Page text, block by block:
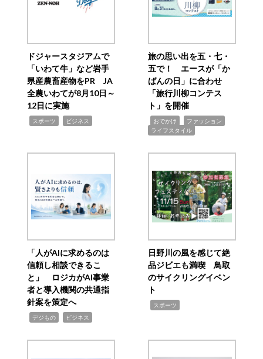
ドジャースタジアムで
「いわて牛」など岩手
県産農畜産物をPR JA
全農いわてが8月10日～
12日に実施
スポーツ ビジネス
旅の思い出を五・七・
五で！ エースが「か
ばんの日」に合わせ
「旅行川柳コンテス
ト」を開催
おでかけ ファッション
ライフスタイル
「人がAIに求めるのは
信頼し相談できるこ
と」 ロジカがAI事業
者と導入機関の共通指
針案を策定へ
デジもの ビジネス
日野川の風を感じて絶
品ジビエも満喫 鳥取
のサイクリングイベン
ト
スポーツ